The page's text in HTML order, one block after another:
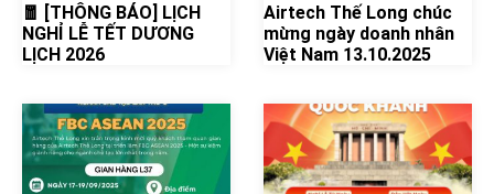
🧧 [THÔNG BÁO] LỊCH
NGHỈ LỄ TẾT DƯƠNG
LỊCH 2026
Airtech Thế Long chúc
mừng ngày doanh nhân
Việt Nam 13.10.2025